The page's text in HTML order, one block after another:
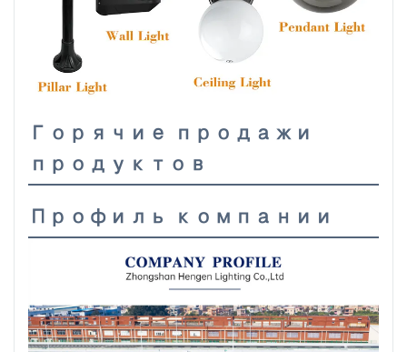
Горячие продажи
продуктов
Профиль компании